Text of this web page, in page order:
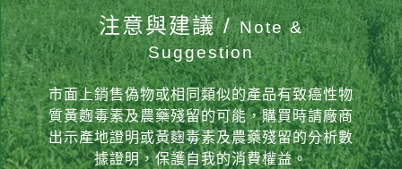
注意與建議 /Note &
Suggestion
市面上銷售偽物或相同類似的產品有致癌性物
質黃麴毒素及農藥殘留的可能，購買時請廠商
出示產地證明或黃麴毒素及農藥殘留的分析數
據證明，保護自我的消費權益。